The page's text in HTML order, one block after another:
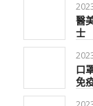
醫
士
口
免